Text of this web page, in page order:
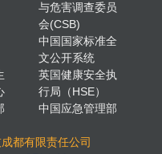
与危害调查委员
会(CSB)
中国国家标准全
文公开系统
英国健康安全执
行局（HSE）
中国应急管理部
都有限责任公司